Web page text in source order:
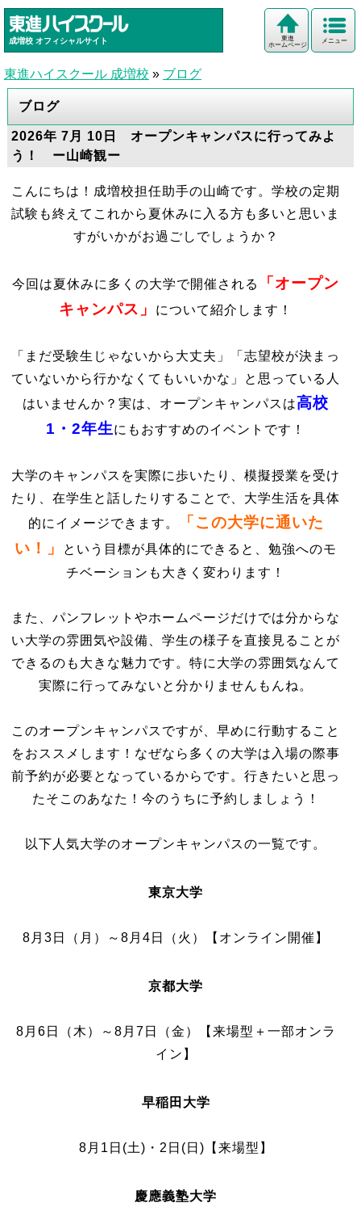
成増校 オフィシャルサイト メニュー
東進
ホームページ
東進ハイスクール 成増校 » ブログ
ブログ
2026年 7月 10日 オープンキャンパスに行ってみよ
う！ ー山崎観ー
こんにちは！成増校担任助手の山崎です。学校の定期
試験も終えてこれから夏休みに入る方も多いと思いま
すがいかがお過ごしでしょうか？
今回は夏休みに多くの大学で開催される
「オープン
キャンパス」
について紹介します！
「まだ受験生じゃないから大丈夫」「志望校が決まっ
ていないから行かなくてもいいかな」と思っている人
はいませんか？実は、オープンキャンパスは高校
1・2年生にもおすすめのイベントです！
大学のキャンパスを実際に歩いたり、模擬授業を受け
たり、在学生と話したりすることで、大学生活を具体
的にイメージできます。
「この大学に通いた
い！」
という目標が具体的にできると、勉強へのモ
チベーションも大きく変わります！
また、パンフレットやホームページだけでは分からな
い大学の雰囲気や設備、学生の様子を直接見ることが
できるのも大きな魅力です。特に大学の雰囲気なんて
実際に行ってみないと分かりませんもんね。
このオープンキャンパスですが、早めに行動すること
をおススメします！なぜなら多くの大学は入場の際事
前予約が必要となっているからです。行きたいと思っ
たそこのあなた！今のうちに予約しましょう！
以下人気大学のオープンキャンパスの一覧です。
東京大学
8月3日（月）～8月4日（火）【オンライン開催】
京都大学
8月6日（木）～8月7日（金）【来場型＋一部オンラ
イン】
早稲田大学
8月1日(土)・2日(日)【来場型】
慶應義塾大学